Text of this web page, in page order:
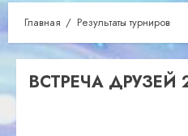
Главная Результаты турниров
ВСТРЕЧА ДРУЗЕЙ